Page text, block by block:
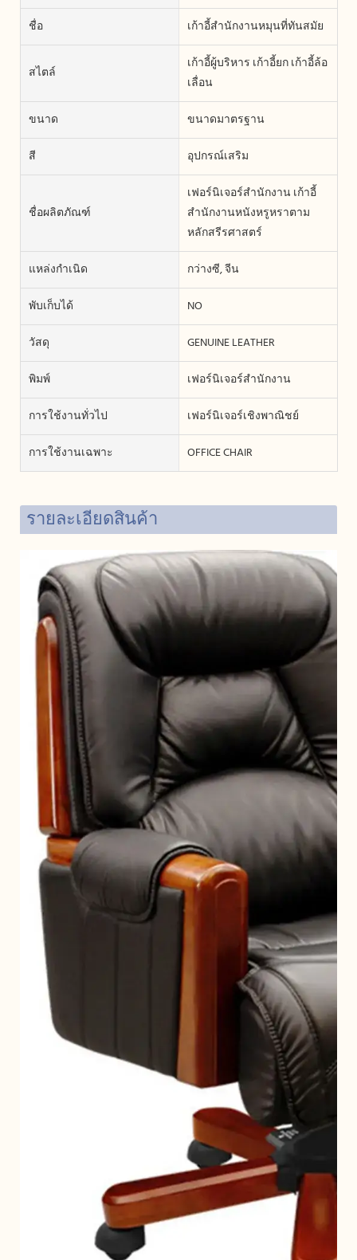
ชื่อ
เก้าอี้สำนักงานหมุนที่ทันสมัย
สไตล์
เก้าอี้ผู้บริหาร เก้าอี้ยก เก้าอี้ล้อ
เลื่อน
ขนาด
ขนาดมาตรฐาน
สี
อุปกรณ์เสริม
ชื่อผลิตภัณฑ์
เฟอร์นิเจอร์สำนักงาน เก้าอี้
สำนักงานหนังหรูหราตาม
หลักสรีรศาสตร์
แหล่งกำเนิด
กว่างซี, จีน
พับเก็บได้
NO
วัสดุ
GENUINE LEATHER
พิมพ์
เฟอร์นิเจอร์สำนักงาน
การใช้งานทั่วไป
เฟอร์นิเจอร์เชิงพาณิชย์
การใช้งานเฉพาะ
OFFICE CHAIR
รายละเอียดสินค้า